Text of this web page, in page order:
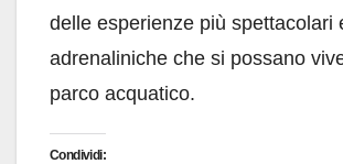
delle esperienze più spettacolari
adrenaliniche che si possano
parco acquatico.
Condividi: